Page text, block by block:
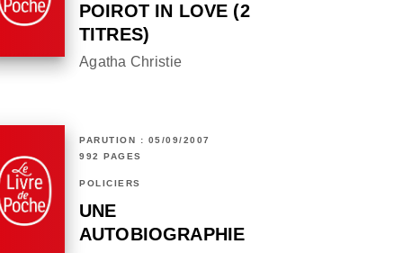
POIROT IN LOVE (2
TITRES)
Agatha Christie
PARUTION : 05/09/2007
992 PAGES
POLICIERS
UNE
AUTOBIOGRAPHIE